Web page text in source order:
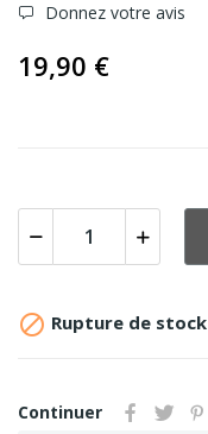
Donnez votre avis
19,90 €
 Rupture de stock
Continuer